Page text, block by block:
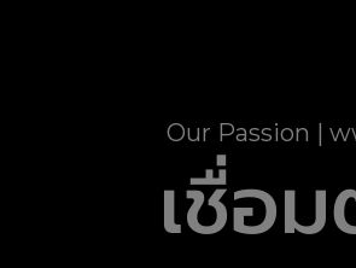
Our Passion | w
เชื่อ